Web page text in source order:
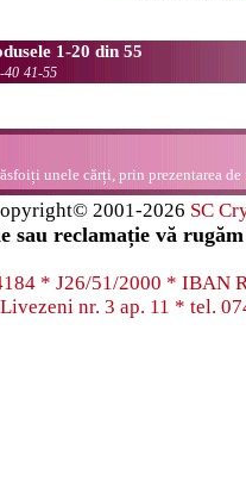
1-20 din 55
40 41-55
unele cărți, prin prezentarea de
2001-2026 SC
sau reclamație vă
* J26/51/2000 * IBAN
nr. 3 ap. 11 * tel.